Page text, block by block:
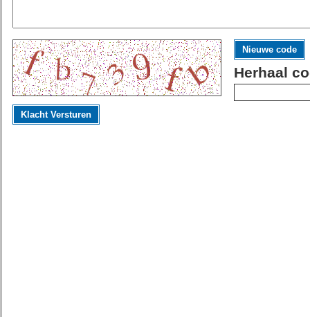
Nieuwe code
Herhaal
Klacht Versturen